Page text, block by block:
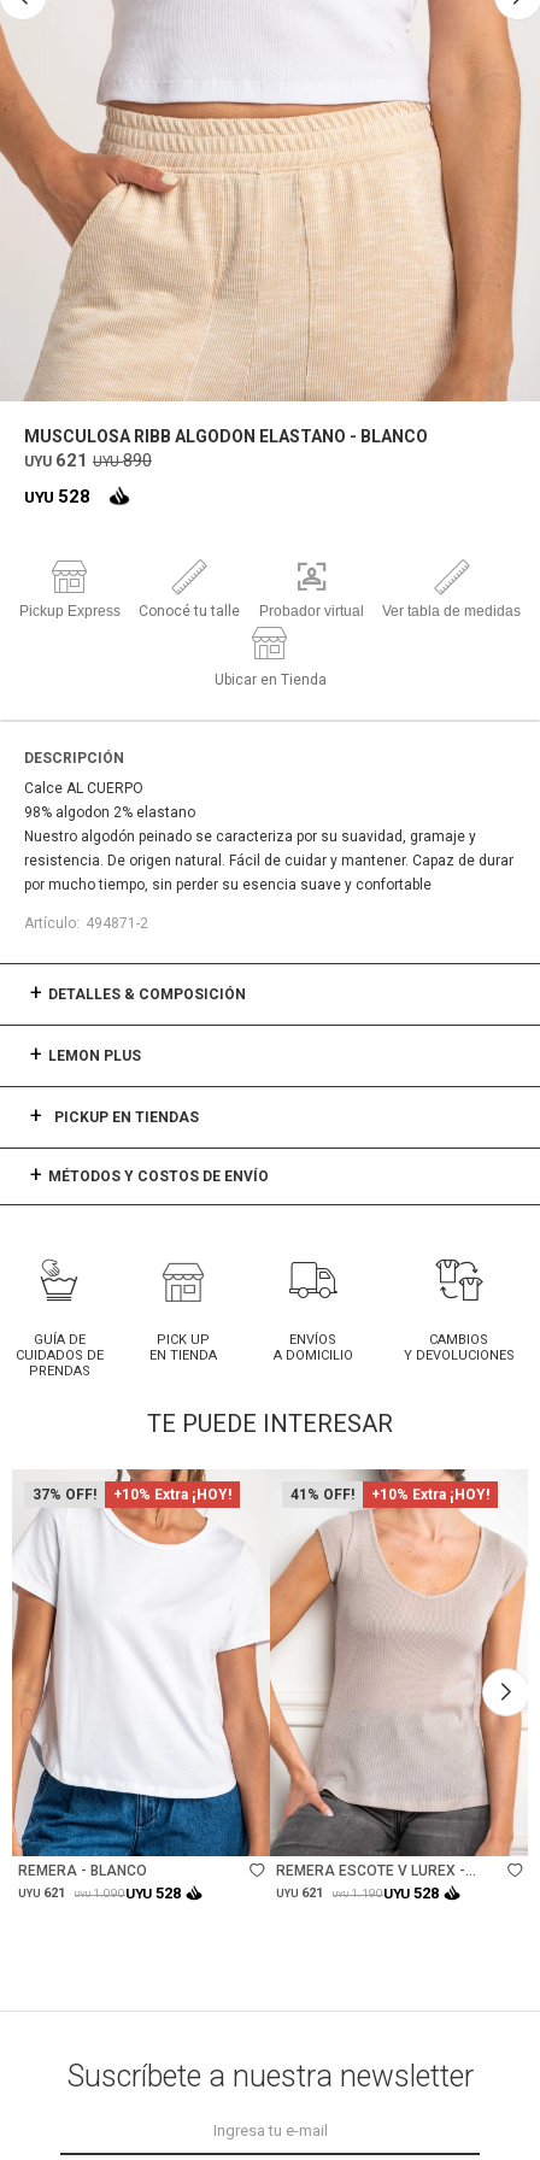
MUSCULOSA RIBB ALGODON ELASTANO - BLANCO
UYU 621 UYU 890
UYU 528
Pickup Express Conocé tu talle Probador virtual Ver tabla de medidas
Ubicar en Tienda
DESCRIPCIÓN
Calce AL CUERPO
98% algodon 2% elastano
Nuestro algodón peinado se caracteriza por su suavidad, gramaje y
resistencia. De origen natural. Fácil de cuidar y mantener. Capaz de durar
por mucho tiempo, sin perder su esencia suave y confortable
494871-2
DETALLES & COMPOSICIÓN
LEMON PLUS
PICKUP EN TIENDAS
MÉTODOS Y COSTOS DE ENVÍO
GUÍA DE
CUIDADOS DE
PRENDAS
PICK UP
EN TIENDA
ENVÍOS
A DOMICILIO
CAMBIOS
Y DEVOLUCIONES
TE PUEDE INTERESAR
37 +10% Extra ¡HOY!
Talle
REMERA - BLANCO
UYU 621 UYU 1.090UYU 528
41 +10% Extra ¡HOY!
REMERA ESCOTE V LUREX -
CRUDO
UYU 621 UYU 1.190UYU 528
Suscríbete a nuestra newsletter